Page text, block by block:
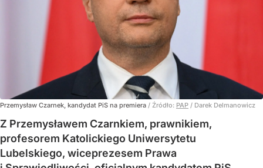
Przemysław Czarnek, kandydat PiS na premiera / Źródło: PAP / Darek Delmanowicz
Z Przemysławem Czarnkiem, prawnikiem,
profesorem Katolickiego Uniwersytetu
Lubelskiego, wiceprezesem Prawa